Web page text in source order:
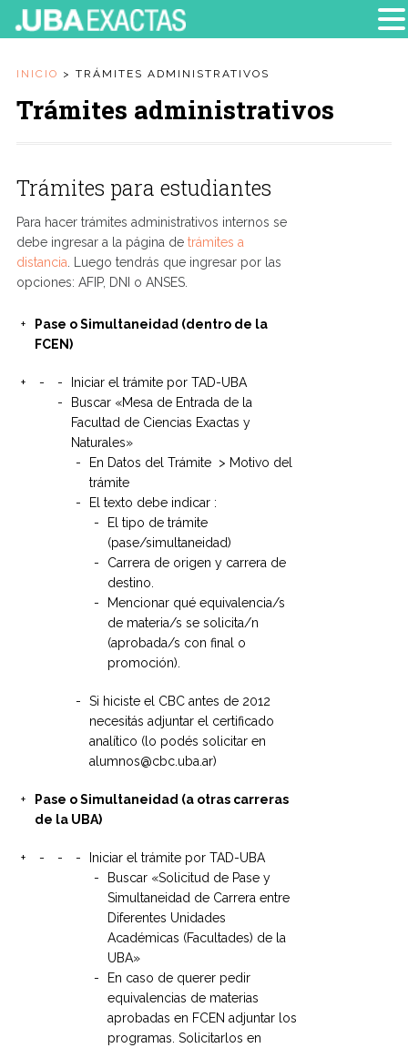
INICIO > TRÁMITES ADMINISTRATIVOS
Trámites administrativos
Trámites para estudiantes
Para hacer trámites administrativos internos se
debe ingresar a la página de trámites a
distancia . Luego tendrás que ingresar por las
opciones: AFIP, DNI o ANSES.
Pase o Simultaneidad (dentro de la
FCEN)
Iniciar el trámite por TAD-UBA
Buscar «Mesa de Entrada de la
Facultad de Ciencias Exactas y
Naturales»
En Datos del Trámite > Motivo del
trámite
El texto debe indicar :
El tipo de trámite
(pase/simultaneidad)
Carrera de origen y carrera de
destino.
Mencionar qué equivalencia/s
de materia/s se solicita/n
(aprobada/s con final o
promoción).
Si hiciste el CBC antes de 2012
necesitás adjuntar el certificado
analítico (lo podés solicitar en
alumnos@cbc.uba.ar)
Pase o Simultaneidad (a otras carreras
de la UBA)
Iniciar el trámite por TAD-UBA
Buscar «Solicitud de Pase y
Simultaneidad de Carrera entre
Diferentes Unidades
Académicas (Facultades) de la
UBA»
En caso de querer pedir
equivalencias de materias
aprobadas en FCEN adjuntar los
programas. Solicitarlos en